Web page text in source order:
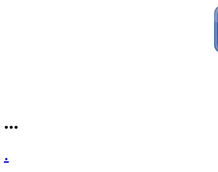
...
.